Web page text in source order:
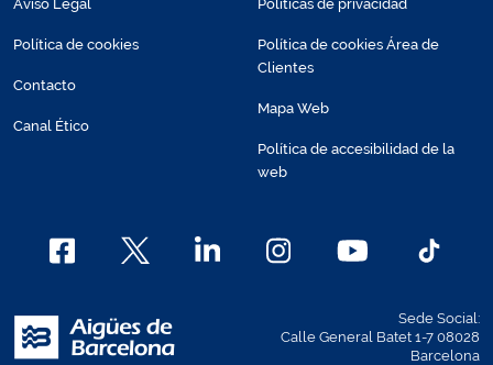
Aviso Legal
Política de cookies
Contacto
Canal Ético
Políticas de privacidad
Política de cookies Área de
Clientes
Mapa Web
Política de accesibilidad de la
web
Sede Social:
Calle General Batet 1-7 08028
Barcelona